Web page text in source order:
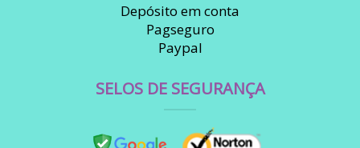
Depósito em conta
Pagseguro
Paypal
SELOS DE SEGURANÇA